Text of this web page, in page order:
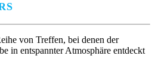
von Treffen, bei denen der
in entspannter Atmosphäre entdeckt